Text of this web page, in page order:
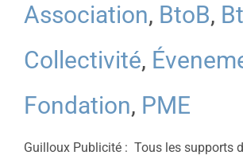
Association, BtoB,
Collectivité,
Fondation, PME
Guilloux Publicité : Tous les supports